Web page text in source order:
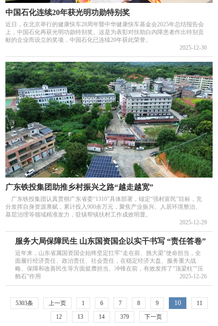
中国石化连续20年获光明功勋特别奖
近日，在北京举行的健康快车28周年暨中华健康快车基金会2025年总结报告会
上，中国石化再获光明功勋特别奖。这是为表彰对扶助白内障患者作出特别贡
献的企业而设立的奖项，中国石化已连续20年获此荣誉。
2025-12-30
广东铁投集团助推乡村振兴之路“越走越宽”
广东铁投集团认真贯彻广东省委“1310”具体部署，锚定“强村富民”目标，充
分发挥自身资源禀赋，累计投入900余万元，聚焦产业振兴、人居环境整治、
基层治理等领域精准发力，驻镇帮镇扶村工作成效明显。
2025-12-29
服务大局保障民生 山东国资国企以实干书写 “责任答卷”
近年来，山东省属国资国企始终坚定扛牢“走在前、挑大梁”使命担当，全
面履行经济责任、政治责任、社会责任，在稳定经济大盘、服务重大战
略、保障和改善民生等方面挺膺担当、冲锋在前，有效发挥了“顶梁柱”“压
舱石”作用
2025-12-26
5303条 上一页 1 6 7 8 9 10
11
12
13 14 379 下一页